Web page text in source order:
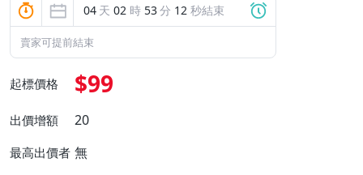
04 天 02 時 53分 11 秒結束
賣家可提前結束
起標價格 $99
出價增額 20
最高出價者 無